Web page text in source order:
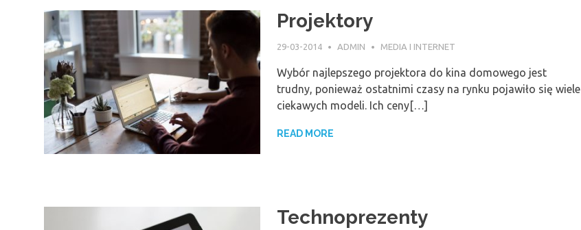
Projektory
29-03-2014 ADMIN MEDIA I INTERNET
Wybór najlepszego projektora do kina domowego jest
trudny, ponieważ ostatnimi czasy na rynku pojawiło się wiele
ciekawych modeli. Ich ceny[…]
READ MORE
Technoprezenty